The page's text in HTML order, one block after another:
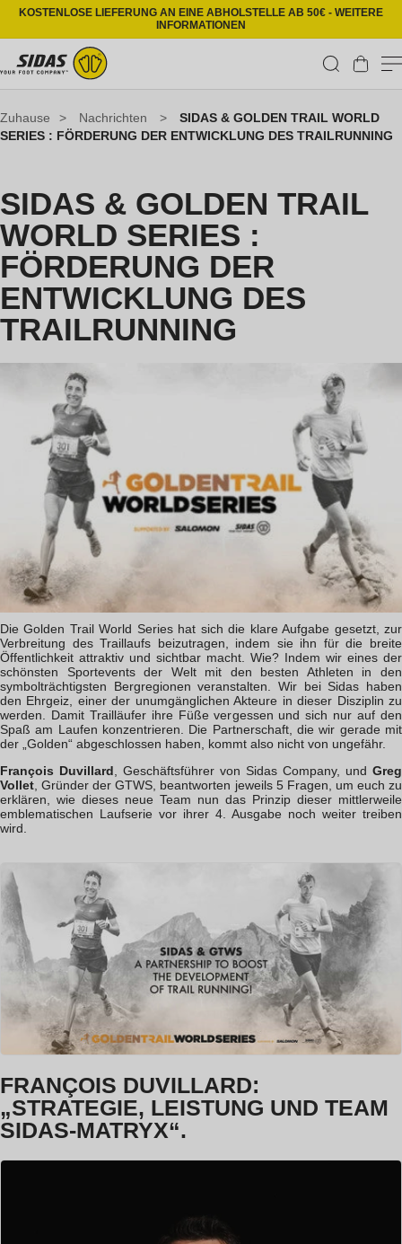
Direkt zum Inhalt
KOSTENLOSE LIEFERUNG AN EINE ABHOLSTELLE AB 50€ - WEITERE
INFORMATIONEN
Warenkorb
Zuhause > Nachrichten >
SIDAS & GOLDEN TRAIL WORLD
SERIES : FÖRDERUNG DER ENTWICKLUNG DES TRAILRUNNING
SIDAS & GOLDEN TRAIL
WORLD SERIES :
FÖRDERUNG DER
ENTWICKLUNG DES
TRAILRUNNING
Die Golden Trail World Series hat sich die klare Aufgabe gesetzt, zur
Verbreitung des Traillaufs beizutragen, indem sie ihn für die breite
Öffentlichkeit attraktiv und sichtbar macht. Wie? Indem wir eines der
schönsten Sportevents der Welt mit den besten Athleten in den
symbolträchtigsten Bergregionen veranstalten. Wir bei Sidas haben
den Ehrgeiz, einer der unumgänglichen Akteure in dieser Disziplin zu
werden. Damit Trailläufer ihre Füße vergessen und sich nur auf den
Spaß am Laufen konzentrieren. Die Partnerschaft, die wir gerade mit
der „Golden“ abgeschlossen haben, kommt also nicht von ungefähr.
François Duvillard , Geschäftsführer von Sidas Company, und Greg
Vollet , Gründer der GTWS, beantworten jeweils 5 Fragen, um euch zu
erklären, wie dieses neue Team nun das Prinzip dieser mittlerweile
emblematischen Laufserie vor ihrer 4. Ausgabe noch weiter treiben
wird.
FRANÇOIS DUVILLARD:
„STRATEGIE, LEISTUNG UND TEAM
SIDAS-MATRYX“.